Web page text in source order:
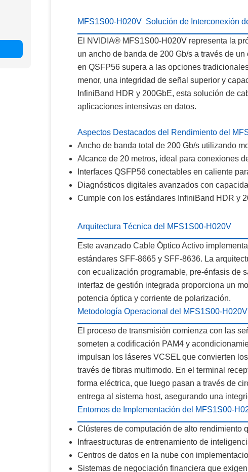
MFS1S00-H020V Solución de Interconexión
El NVIDIA® MFS1S00-H020V representa la
un ancho de banda de 200 Gb/s a través de
en QSFP56 supera a las opciones
menor, una integridad de señal superior y
InfiniBand HDR y 200GbE, esta solución de
aplicaciones intensivas en datos.
Aspectos Destacados del Rendimiento del
Ancho de banda total de 200 Gb/s utilizando
Alcance de 20 metros, ideal para conexiones
Interfaces QSFP56 conectables en caliente
Diagnósticos digitales avanzados con
Cumple con los estándares InfiniBand HDR y
Arquitectura Técnica del MFS1S00-H020V
Este avanzado Cable Óptico Activo
estándares SFF-8665 y SFF-8636. La
con ecualización programable, pre-énfasis de
interfaz de gestión integrada proporciona un
potencia óptica y corriente de polarización.
Metodología Operacional del MFS1S00-H020V
El proceso de transmisión comienza con las
someten a codificación PAM4 y
impulsan los láseres VCSEL que convierten
través de fibras multimodo. En el terminal
forma eléctrica, que luego pasan a través de
entrega al sistema host, asegurando una
Entornos de Implementación del MFS1S00-
Clústeres de computación de alto rendimiento
Infraestructuras de entrenamiento de
Centros de datos en la nube con
Sistemas de negociación financiera que